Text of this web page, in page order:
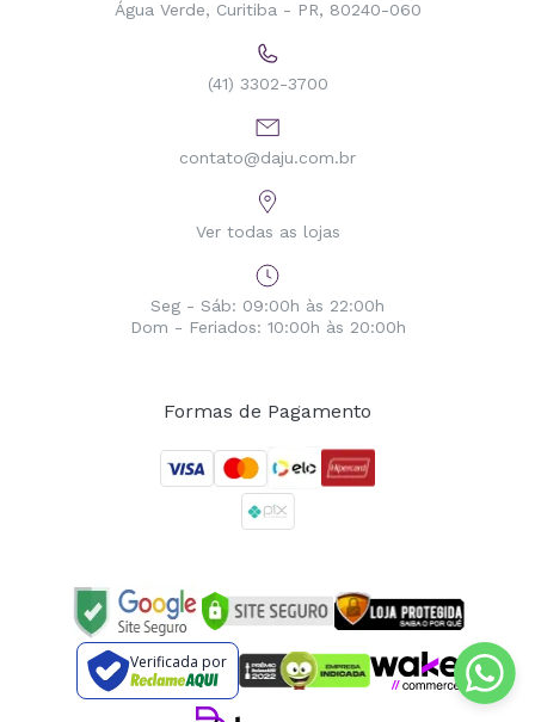
Água Verde, Curitiba - PR, 80240-060
(41) 3302-3700
contato@daju.com.br
Ver todas as lojas
Seg - Sáb: 09:00h às 22:00h
Dom - Feriados: 10:00h às 20:00h
Formas de Pagamento
Verificada por